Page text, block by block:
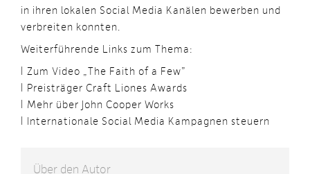
in ihren lokalen Social Media Kanälen bewerben und
verbreiten konnten.
Weiterführende Links zum Thema:
Zum Video „The Faith of a Few”
Preisträger Craft Liones Awards
Mehr über John Cooper Works
Internationale Social Media Kampagnen steuern
Über den Autor